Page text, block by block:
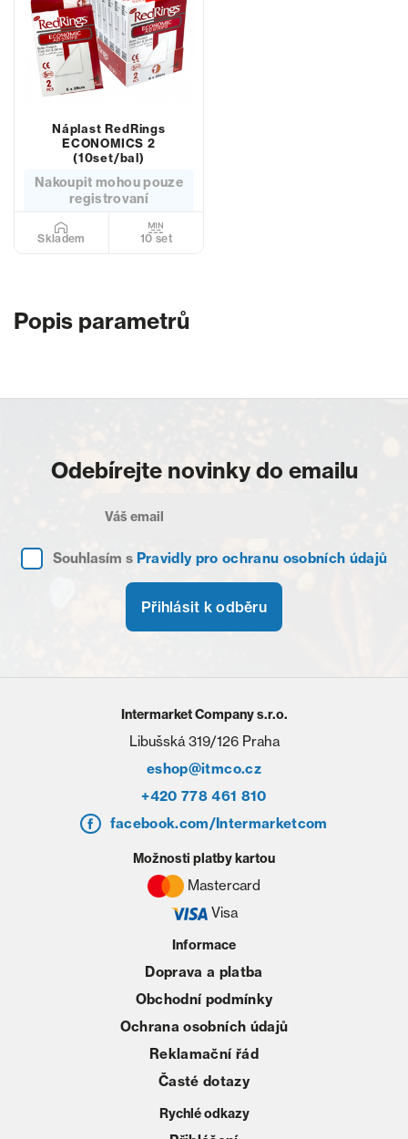
Náplast RedRings
ECONOMICS 2
(10set/bal)
Nakoupit mohou pouze
registrovaní
Skladem 10 set
Popis parametrů
Odebírejte novinky do emailu
Souhlasím s Pravidly pro ochranu osobních údajů
Přihlásit k odběru
Intermarket Company s.r.o.
Libušská 319/126 Praha
eshop@itmco.cz
+420 778 461 810
facebook.com/Intermarketcom
Informace
Doprava a platba
Obchodní podmínky
Ochrana osobních údajů
Reklamační řád
Časté dotazy
Rychlé odkazy
Možnosti platby kartou
Mastercard
Visa